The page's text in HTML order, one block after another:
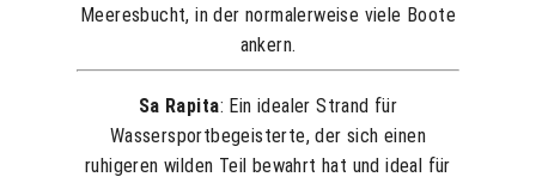
Meeresbucht, in der normalerweise viele Boote
ankern.
Sa Rapita: Ein idealer Strand für
Wassersportbegeisterte, der sich einen
ruhigeren wilden Teil bewahrt hat und ideal für
ZIMMER & SUITEN